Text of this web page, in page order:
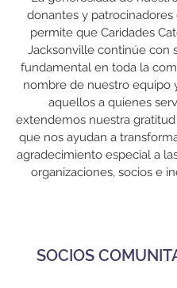
donantes y patrocinadores
permite que Caridades
Jacksonville continúe con
fundamental en toda la
nombre de nuestro equipo
aquellos a quienes
extendemos nuestra
que nos ayudan a
agradecimiento especial a
organizaciones, socios e
SOCIOS